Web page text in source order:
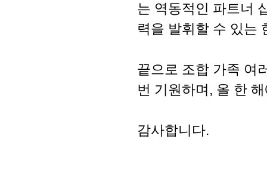
는 역동적인 파트너
력을 발휘할 수 있는
끝으로 조합 가족 여
번 기원하며, 올 한
감사합니다.